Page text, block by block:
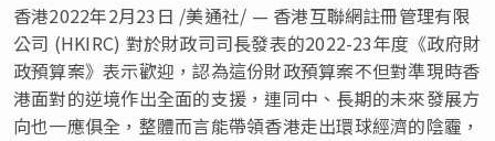
香港2022年2月23日 /美通社/ — 香港互聯網註冊管理有限
公司 (HKIRC) 對於財政司司長發表的2022-23年度《政府財
政預算案》表示歡迎，認為這份財政預算案不但對準現時香
港面對的逆境作出全面的支援，連同中、長期的未來發展方
向也一應俱全，整體而言能帶領香港走出環球經濟的陰霾，